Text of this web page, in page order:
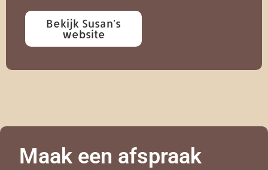
Bekijk Susan's
website
Maak een afspraak